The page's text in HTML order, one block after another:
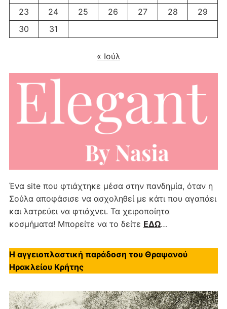
23
24 25 26 27 28
29
30
31
« Ιούλ
Ένα site που φτιάχτηκε μέσα στην πανδημία, όταν η
Σούλα αποφάσισε να ασχοληθεί με κάτι που αγαπάει
και λατρεύει να φτιάχνει. Τα χειροποίητα
κοσμήματα! Μπορείτε να το δείτε ΕΔΩ…
Η αγγειοπλαστική παράδοση του Θραψανού
Ηρακλείου Κρήτης